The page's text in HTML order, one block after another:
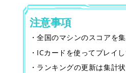
注意事項
・全国のマシンのスコアを
・ICカードを使ってプレイ
・ランキングの更新は集計